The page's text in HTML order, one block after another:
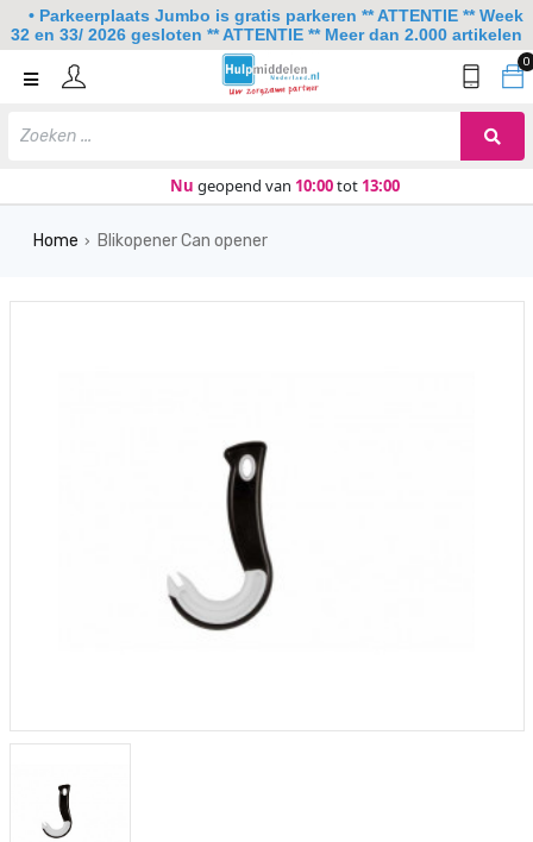
0
Nu geopend van 10:00tot 13:00
Home
Home › Blikopener Can opener
• Parkeerplaats Jumbo is gratis parkeren ** ATTENTIE ** Week
32 en 33/ 2026 gesloten ** ATTENTIE ** Meer dan 2.000 artikelen